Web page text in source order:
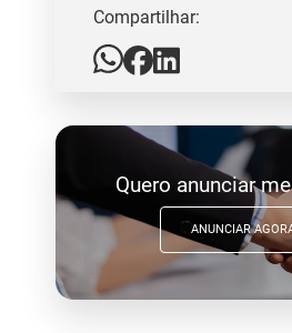
Compartilhar:
Quero anunciar
ANUNCIAR